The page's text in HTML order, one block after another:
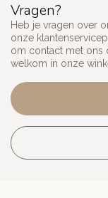
Vragen?
Heb je vragen over
onze
om contact met ons
welkom in onze